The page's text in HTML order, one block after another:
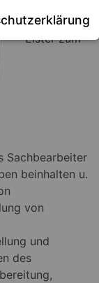
Landkreis Elbe
– Elster zum
Sachbearbeiter
beinhalten u.
von
und
des